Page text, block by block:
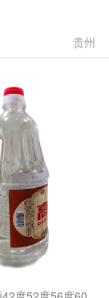
贵州
酒业有限公司